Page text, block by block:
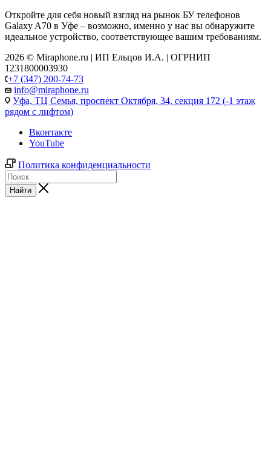
Откройте для себя новый взгляд на рынок БУ телефонов
Galaxy A70 в Уфе – возможно, именно у нас вы обнаружите
идеальное устройство, соответствующее вашим требованиям.
2026 © Miraphone.ru | ИП Ельцов И.А. | ОГРНИП
1231800003930
+7 (347) 200-74-73
info@miraphone.ru
Уфа, ТЦ Семья, проспект Октября, 34, секция 172 (-1 этаж
рядом с лифтом)
Вконтакте
YouTube
Политика конфиденциальности
Найти